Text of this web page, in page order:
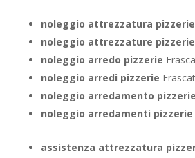
noleggio attrezzatura pizzerie
noleggio attrezzature pizzerie
noleggio arredo pizzerie
noleggio arredi pizzerie
noleggio arredamento pizzerie
noleggio arredamenti pizzerie
assistenza attrezzatura